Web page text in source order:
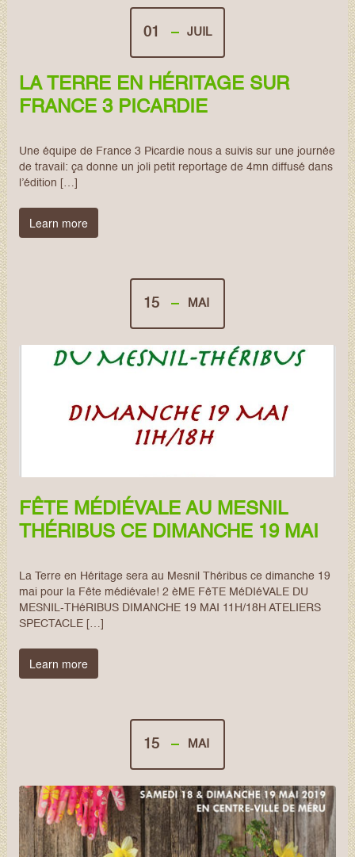
01 JUIL
LA TERRE EN HÉRITAGE SUR
FRANCE 3 PICARDIE
Une équipe de France 3 Picardie nous a suivis sur une journée
de travail: ça donne un joli petit reportage de 4mn diffusé dans
l’édition […]
Learn more
15 MAI
FÊTE MÉDIÉVALE AU MESNIL
THÉRIBUS CE DIMANCHE 19 MAI
La Terre en Héritage sera au Mesnil Théribus ce dimanche 19
mai pour la Fête médiévale! 2 èME FêTE MéDIéVALE DU
MESNIL-THéRIBUS DIMANCHE 19 MAI 11H/18H ATELIERS
SPECTACLE […]
Learn more
15 MAI